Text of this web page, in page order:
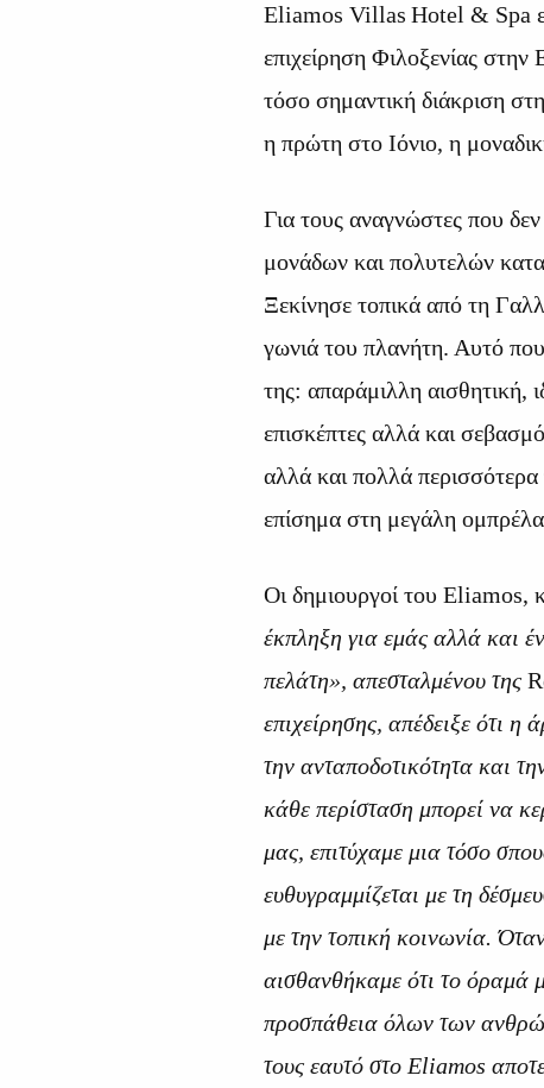
Eliamos Villas Hotel & Spa
επιχείρηση Φιλοξενίας
τόσο σημαντική διάκριση
η πρώτη στο Ιόνιο, η
Για τους αναγνώστες που
μονάδων και πολυτελών
Ξεκίνησε τοπικά από τη
γωνιά του πλανήτη. Αυτό
της: απαράμιλλη αισθητική,
επισκέπτες αλλά και
αλλά και πολλά
επίσημα στη μεγάλη
Οι δημιουργοί του Eliamos,
έκπληξη για εμάς αλλά και
πελάτη», απεσταλμένου της
επιχείρησης, απέδειξε ότι η
την ανταποδοτικότητα και
κάθε περίσταση μπορεί να
μας, επιτύχαμε μια τόσο
ευθυγραμμίζεται με τη
με την τοπική κοινωνία.
αισθανθήκαμε ότι το όραμά
προσπάθεια όλων των
τους εαυτό στο Eliamos